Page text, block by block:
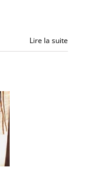
Lire la suite